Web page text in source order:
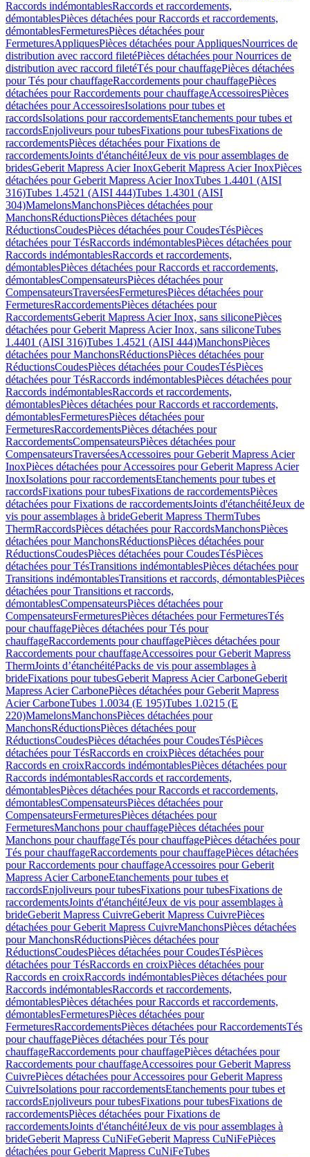
Raccords indémontablesRaccords et raccordements,
démontablesPièces détachées pour Raccords et raccordements,
démontablesFermeturesPièces détachées pour
FermeturesAppliquesPièces détachées pour AppliquesNourrices de
distribution avec raccord filetéPièces détachées pour Nourrices de
distribution avec raccord filetéTés pour chauffagePièces détachées
pour Tés pour chauffageRaccordements pour chauffagePièces
détachées pour Raccordements pour chauffageAccessoiresPièces
détachées pour AccessoiresIsolations pour tubes et
raccordsIsolations pour raccordementsEtanchements pour tubes et
raccordsEnjoliveurs pour tubesFixations pour tubesFixations de
raccordementsPièces détachées pour Fixations de
raccordementsJoints d'étanchéitéJeux de vis pour assemblages de
bridesGeberit Mapress Acier InoxGeberit Mapress Acier InoxPièces
détachées pour Geberit Mapress Acier InoxTubes 1.4401 (AISI
316)Tubes 1.4521 (AISI 444)Tubes 1.4301 (AISI
304)MamelonsManchonsPièces détachées pour
ManchonsRéductionsPièces détachées pour
RéductionsCoudesPièces détachées pour CoudesTésPièces
détachées pour TésRaccords indémontablesPièces détachées pour
Raccords indémontablesRaccords et raccordements,
démontablesPièces détachées pour Raccords et raccordements,
démontablesCompensateursPièces détachées pour
CompensateursTraverséesFermeturesPièces détachées pour
FermeturesRaccordementsPièces détachées pour
RaccordementsGeberit Mapress Acier Inox, sans siliconePièces
détachées pour Geberit Mapress Acier Inox, sans siliconeTubes
1.4401 (AISI 316)Tubes 1.4521 (AISI 444)ManchonsPièces
détachées pour ManchonsRéductionsPièces détachées pour
RéductionsCoudesPièces détachées pour CoudesTésPièces
détachées pour TésRaccords indémontablesPièces détachées pour
Raccords indémontablesRaccords et raccordements,
démontablesPièces détachées pour Raccords et raccordements,
démontablesFermeturesPièces détachées pour
FermeturesRaccordementsPièces détachées pour
RaccordementsCompensateursPièces détachées pour
CompensateursTraverséesAccessoires pour Geberit Mapress Acier
InoxPièces détachées pour Accessoires pour Geberit Mapress Acier
InoxIsolations pour raccordementsEtanchements pour tubes et
raccordsFixations pour tubesFixations de raccordementsPièces
détachées pour Fixations de raccordementsJoints d'étanchéitéJeux de
vis pour assemblages à brideGeberit Mapress ThermTubes
ThermRaccordsPièces détachées pour RaccordsManchonsPièces
détachées pour ManchonsRéductionsPièces détachées pour
RéductionsCoudesPièces détachées pour CoudesTésPièces
détachées pour TésTransitions indémontablesPièces détachées pour
Transitions indémontablesTransitions et raccords, démontablesPièces
détachées pour Transitions et raccords,
démontablesCompensateursPièces détachées pour
CompensateursFermeturesPièces détachées pour FermeturesTés
pour chauffagePièces détachées pour Tés pour
chauffageRaccordements pour chauffagePièces détachées pour
Raccordements pour chauffageAccessoires pour Geberit Mapress
ThermJoints d’étanchéitéPacks de vis pour assemblages à
brideFixations pour tubesGeberit Mapress Acier CarboneGeberit
Mapress Acier CarbonePièces détachées pour Geberit Mapress
Acier CarboneTubes 1.0034 (E 195)Tubes 1.0215 (E
220)MamelonsManchonsPièces détachées pour
ManchonsRéductionsPièces détachées pour
RéductionsCoudesPièces détachées pour CoudesTésPièces
détachées pour TésRaccords en croixPièces détachées pour
Raccords en croixRaccords indémontablesPièces détachées pour
Raccords indémontablesRaccords et raccordements,
démontablesPièces détachées pour Raccords et raccordements,
démontablesCompensateursPièces détachées pour
CompensateursFermeturesPièces détachées pour
FermeturesManchons pour chauffagePièces détachées pour
Manchons pour chauffageTés pour chauffagePièces détachées pour
Tés pour chauffageRaccordements pour chauffagePièces détachées
pour Raccordements pour chauffageAccessoires pour Geberit
Mapress Acier CarboneEtanchements pour tubes et
raccordsEnjoliveurs pour tubesFixations pour tubesFixations de
raccordementsJoints d'étanchéitéJeux de vis pour assemblages à
brideGeberit Mapress CuivreGeberit Mapress CuivrePièces
détachées pour Geberit Mapress CuivreManchonsPièces détachées
pour ManchonsRéductionsPièces détachées pour
RéductionsCoudesPièces détachées pour CoudesTésPièces
détachées pour TésRaccords en croixPièces détachées pour
Raccords en croixRaccords indémontablesPièces détachées pour
Raccords indémontablesRaccords et raccordements,
démontablesPièces détachées pour Raccords et raccordements,
démontablesFermeturesPièces détachées pour
FermeturesRaccordementsPièces détachées pour RaccordementsTés
pour chauffagePièces détachées pour Tés pour
chauffageRaccordements pour chauffagePièces détachées pour
Raccordements pour chauffageAccessoires pour Geberit Mapress
CuivrePièces détachées pour Accessoires pour Geberit Mapress
CuivreIsolations pour raccordementsEtanchements pour tubes et
raccordsEnjoliveurs pour tubesFixations pour tubesFixations de
raccordementsPièces détachées pour Fixations de
raccordementsJoints d'étanchéitéJeux de vis pour assemblages à
brideGeberit Mapress CuNiFeGeberit Mapress CuNiFePièces
détachées pour Geberit Mapress CuNiFeTubes